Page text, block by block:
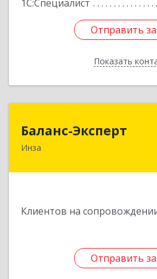
1С:Специалист
Отправить
Показать
Отправить
Назад
Баланс-Эксперт
Инза
Клиентов на
Отправить
433030, Ульяновская обл,
Отправить